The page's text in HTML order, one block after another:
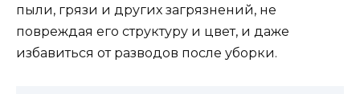
пыли, грязи и других загрязнений, не
повреждая его структуру и цвет, и даже
избавиться от разводов после уборки.